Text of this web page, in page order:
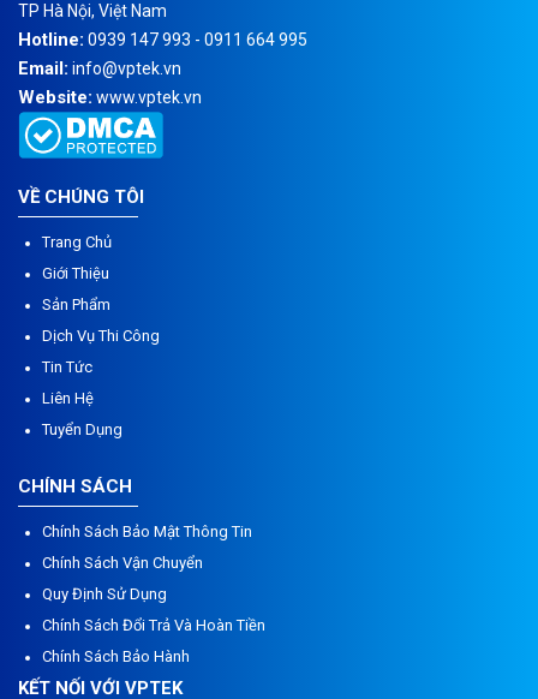
TP Hà Nội, Việt Nam
Hotline: 0939 147 993 - 0911 664 995
Email: info@vptek.vn
Website: www.vptek.vn
VỀ CHÚNG TÔI
Trang Chủ
Giới Thiệu
Sản Phẩm
Dịch Vụ Thi Công
Tin Tức
Liên Hệ
Tuyển Dụng
CHÍNH SÁCH
Chính Sách Bảo Mật Thông Tin
Chính Sách Vận Chuyển
Quy Định Sử Dụng
Chính Sách Đổi Trả Và Hoàn Tiền
Chính Sách Bảo Hành
KẾT NỐI VỚI VPTEK